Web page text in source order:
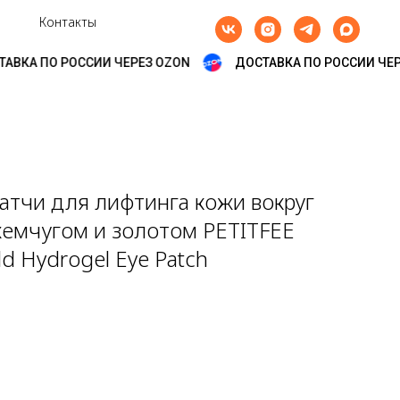
Контакты
ПО РОССИИ ЧЕРЕЗ OZON ДОСТАВКА ПО РОССИИ ЧЕРЕЗ
для лифтинга кожи вокруг
и золотом PETITFEE
Hydrogel Eye Patch